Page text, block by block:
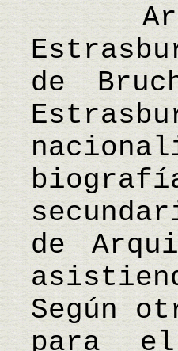
de
de
Según
para